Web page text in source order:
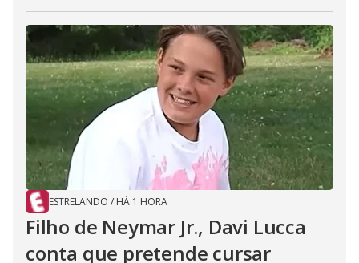
ESTRELANDO / HÁ 1 HORA
Filho de Neymar Jr., Davi Lucca
conta que pretende cursar